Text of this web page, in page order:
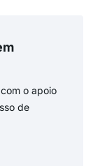
o apoio
de